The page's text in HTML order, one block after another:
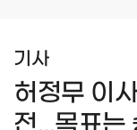
기사
허정무 이